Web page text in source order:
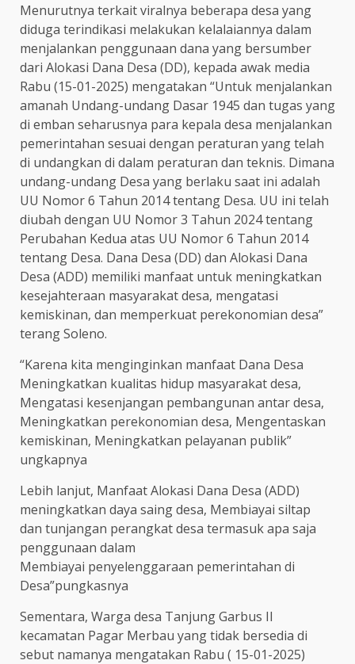
Menurutnya terkait viralnya beberapa desa yang
diduga terindikasi melakukan kelalaiannya dalam
menjalankan penggunaan dana yang bersumber
dari Alokasi Dana Desa (DD), kepada awak media
Rabu (15-01-2025) mengatakan “Untuk menjalankan
amanah Undang-undang Dasar 1945 dan tugas yang
di emban seharusnya para kepala desa menjalankan
pemerintahan sesuai dengan peraturan yang telah
di undangkan di dalam peraturan dan teknis. Dimana
undang-undang Desa yang berlaku saat ini adalah
UU Nomor 6 Tahun 2014 tentang Desa. UU ini telah
diubah dengan UU Nomor 3 Tahun 2024 tentang
Perubahan Kedua atas UU Nomor 6 Tahun 2014
tentang Desa. Dana Desa (DD) dan Alokasi Dana
Desa (ADD) memiliki manfaat untuk meningkatkan
kesejahteraan masyarakat desa, mengatasi
kemiskinan, dan memperkuat perekonomian desa”
terang Soleno.
“Karena kita menginginkan manfaat Dana Desa
Meningkatkan kualitas hidup masyarakat desa,
Mengatasi kesenjangan pembangunan antar desa,
Meningkatkan perekonomian desa, Mengentaskan
kemiskinan, Meningkatkan pelayanan publik”
ungkapnya
Lebih lanjut, Manfaat Alokasi Dana Desa (ADD)
meningkatkan daya saing desa, Membiayai siltap
dan tunjangan perangkat desa termasuk apa saja
penggunaan dalam
Membiayai penyelenggaraan pemerintahan di
Desa”pungkasnya
Sementara, Warga desa Tanjung Garbus II
kecamatan Pagar Merbau yang tidak bersedia di
sebut namanya mengatakan Rabu ( 15-01-2025)